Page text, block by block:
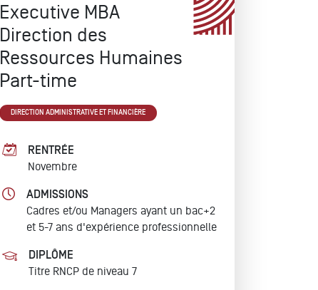
Executive MBA
Direction des
Ressources Humaines
Part-time
DIRECTION ADMINISTRATIVE ET FINANCIÈRE
RENTRÉE
Novembre
ADMISSIONS
Cadres et/ou Managers ayant un bac+2
et 5-7 ans d'expérience professionnelle
DIPLÔME
Titre RNCP de niveau 7